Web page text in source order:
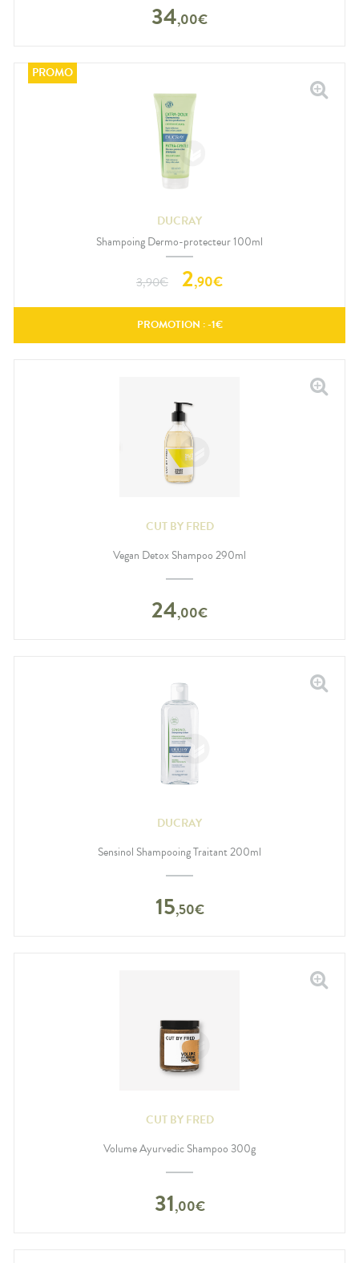
34,00€
DUCRAY
Shampoing Dermo-protecteur 100ml
3,90€ 2,90€
PROMOTION : -1€
CUT BY FRED
Vegan Detox Shampoo 290ml
24,00€
DUCRAY
Sensinol Shampooing Traitant 200ml
15,50€
CUT BY FRED
Volume Ayurvedic Shampoo 300g
31,00€